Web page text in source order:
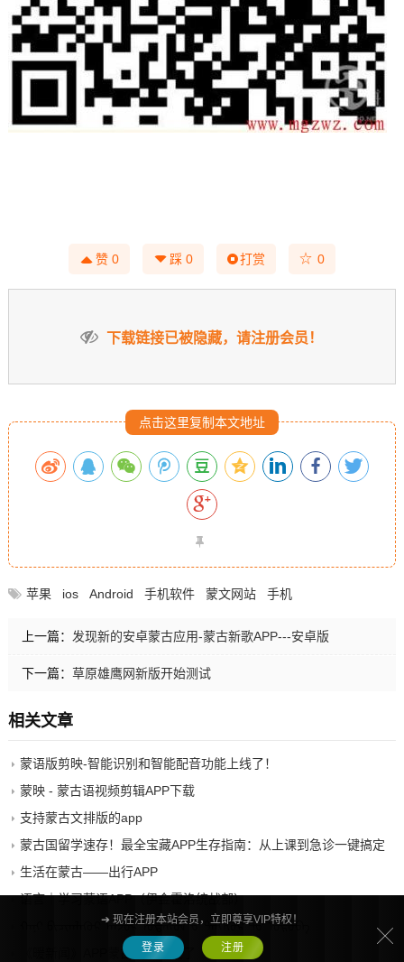
赞 0 踩 0 打赏 ☆ 0
下载链接已被隐藏，请注册会员！
点击这里复制本文地址
苹果 ios Android 手机软件 蒙文网站 手机
上一篇： 发现新的安卓蒙古应用-蒙古新歌APP---安卓版
下一篇： 草原雄鹰网新版开始测试
相关文章
蒙语版剪映-智能识别和智能配音功能上线了！
蒙映 - 蒙古语视频剪辑APP下载
支持蒙古文排版的app
蒙古国留学速存！最全宝藏APP生存指南：从上课到急诊一键搞定
生活在蒙古——出行APP
语言｜学习蒙语APP（伊金霍洛统战部）
ᠬᠠᠨᠢ ᠪᠢᠴᠢᠭᠯᠡᠭᠦᠷ ᠠᠨ᠋ᠵᠣᠷ ᠤᠲᠠᠰᠤᠨ ᠊ᠤ ᠲᠡᠯᠭᠡᠭᠦᠷ ᠲᠦ ᠣᠷᠣᠪᠠ
《暖新闻》APP蒙古文版上线了
➔ 现在注册本站会员，立即尊享VIP特权！
登录 注册